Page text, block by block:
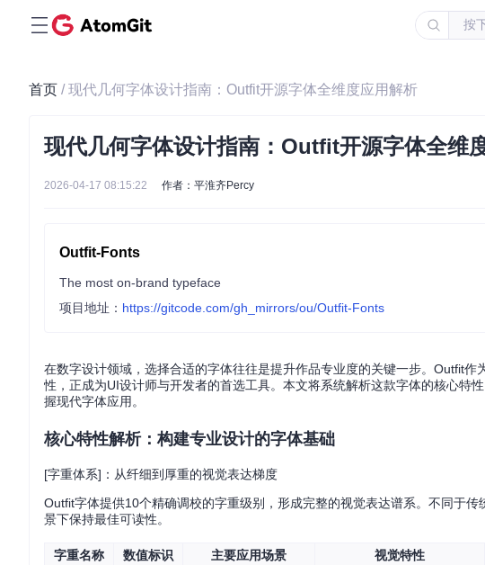
按
首页 / 现代几何字体设计指南：Outfit开源字体全维度应用解析
现代几何字体设计指南：Outfit开源字体全维
2026-04-17 08:15:22 作者：平淮齐Percy
Outfit-Fonts
The most on-brand typeface
项目地址： https://gitcode.com/gh_mirrors/ou/Outfit-Fonts
在数字设计领域，选择合适的字体往往是提升作品专业度的关键一步。Outfit
性，正成为UI设计师与开发者的首选工具。本文将系统解析这款字体的核心特
握现代字体应用。
核心特性解析：构建专业设计的字体基础
[字重体系]：从纤细到厚重的视觉表达梯度
Outfit字体提供10个精确调校的字重级别，形成完整的视觉表达谱系。不同于
景下保持最佳可读性。
字重名称 数值标识 主要应用场景
视觉特性